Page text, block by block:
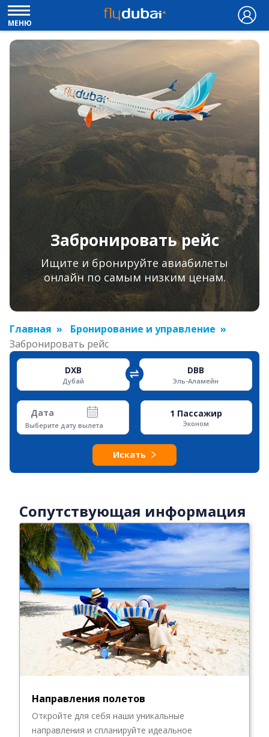
МЕНЮ
Забронировать рейс
Ищите и бронируйте авиабилеты
онлайн по самым низким ценам.
Главная
Бронирование и управление
Забронировать рейс
DXB
Дубай
DBB
Эль-Аламейн
Дата
Выберите дату вылета
1 Пассажир
Эконом
Искать
Сопутствующая информация
Направления полетов
Откройте для себя наши уникальные
направления и спланируйте идеальное